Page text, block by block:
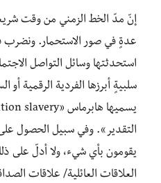
إنّ مدّ الخط الزمني من وقت
عدةٍ في صور الاستحمار. ونضرب
استحدثتها وسائل التواصل
سلبيةٍ أبرزها الفردية الرقمية أو
التقدير». وفي سبيل الحصول على
يقومون بأي شيء، ولا أدلّ على
العلاقات العائلية/ علاقات